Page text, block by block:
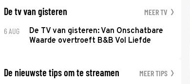
De tv van gisteren MEER TV
6 AUG
De TV van gisteren: Van Onschatbare
Waarde overtroeft B&B Vol Liefde
De nieuwste tips om te streamen MEER TIPS